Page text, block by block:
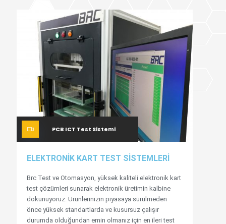
PCB ICT Test Sistemi
ELEKTRONİK KART TEST SİSTEMLERİ
Brc Test ve Otomasyon, yüksek kaliteli elektronik kart
test çözümleri sunarak elektronik üretimin kalbine
dokunuyoruz. Ürünlerinizin piyasaya sürülmeden
önce yüksek standartlarda ve kusursuz çalışır
durumda olduğundan emin olmanız için en ileri test